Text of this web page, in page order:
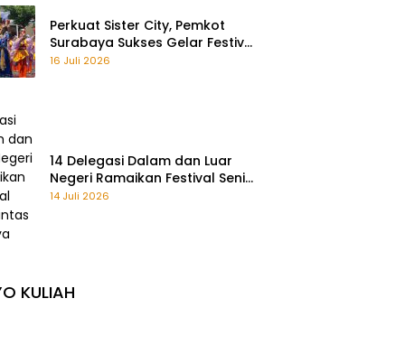
Perkuat Sister City, Pemkot
Surabaya Sukses Gelar Festival
Remo Yosakoi 2026
16 Juli 2026
14 Delegasi Dalam dan Luar
Negeri Ramaikan Festival Seni
Lintas Budaya 2026
14 Juli 2026
KULIAH